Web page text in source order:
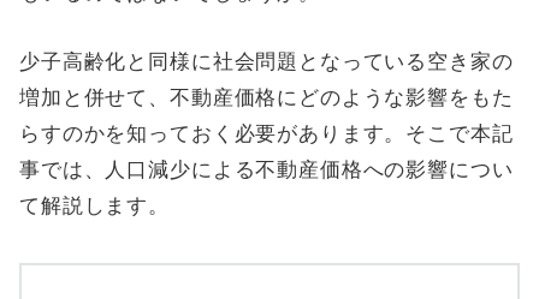
少子高齢化と同様に社会問題となっている空き家の
増加と併せて、不動産価格にどのような影響をもた
らすのかを知っておく必要があります。そこで本記
事では、人口減少による不動産価格への影響につい
て解説します。